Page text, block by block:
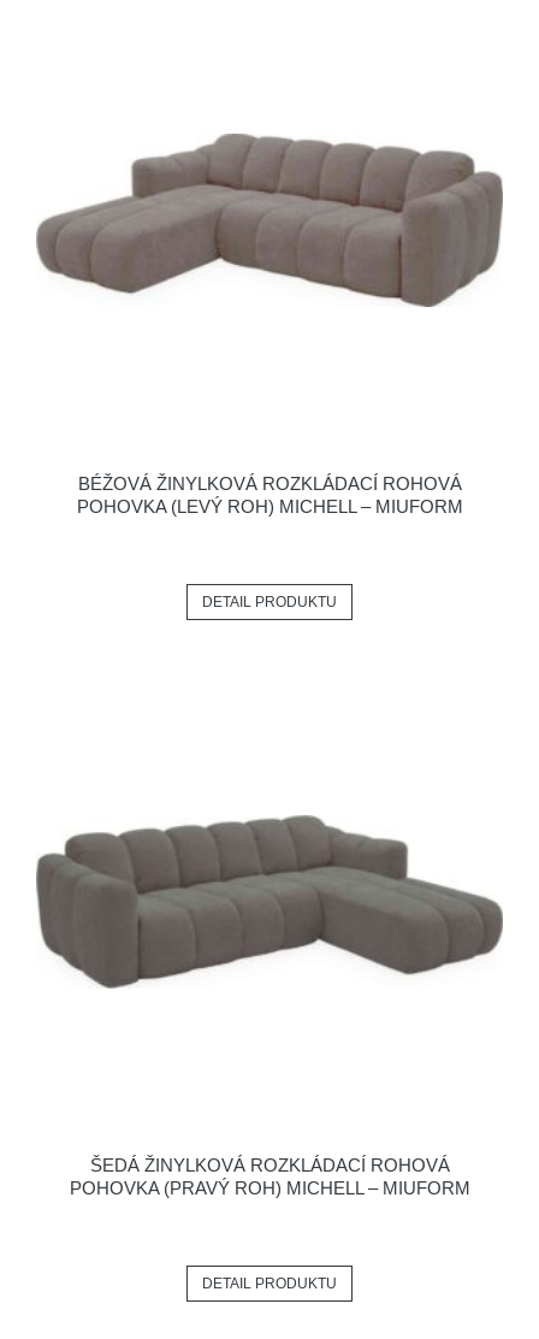
BÉŽOVÁ ŽINYLKOVÁ ROZKLÁDACÍ ROHOVÁ
POHOVKA (LEVÝ ROH) MICHELL – MIUFORM
DETAIL PRODUKTU
ŠEDÁ ŽINYLKOVÁ ROZKLÁDACÍ ROHOVÁ
POHOVKA (PRAVÝ ROH) MICHELL – MIUFORM
DETAIL PRODUKTU